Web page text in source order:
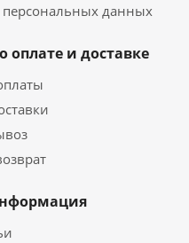
персональных данных
и доставке